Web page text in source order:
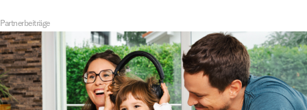
Partnerbeiträge